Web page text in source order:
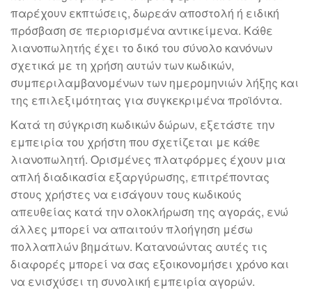
παρέχουν εκπτώσεις, δωρεάν αποστολή ή ειδική
πρόσβαση σε περιορισμένα αντικείμενα. Κάθε
λιανοπωλητής έχει το δικό του σύνολο κανόνων
σχετικά με τη χρήση αυτών των κωδικών,
συμπεριλαμβανομένων των ημερομηνιών λήξης και
της επιλεξιμότητας για συγκεκριμένα προϊόντα.
Κατά τη σύγκριση κωδικών δώρων, εξετάστε την
εμπειρία του χρήστη που σχετίζεται με κάθε
λιανοπωλητή. Ορισμένες πλατφόρμες έχουν μια
απλή διαδικασία εξαργύρωσης, επιτρέποντας
στους χρήστες να εισάγουν τους κωδικούς
απευθείας κατά την ολοκλήρωση της αγοράς, ενώ
άλλες μπορεί να απαιτούν πλοήγηση μέσω
πολλαπλών βημάτων. Κατανοώντας αυτές τις
διαφορές μπορεί να σας εξοικονομήσει χρόνο και
να ενισχύσει τη συνολική εμπειρία αγορών.